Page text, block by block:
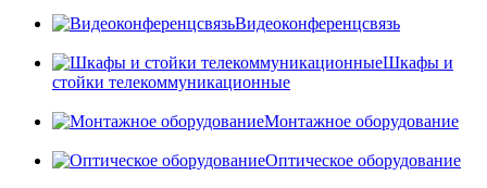
Видеоконференцсвязь
Шкафы и
стойки телекоммуникационные
Монтажное оборудование
Оптическое оборудование